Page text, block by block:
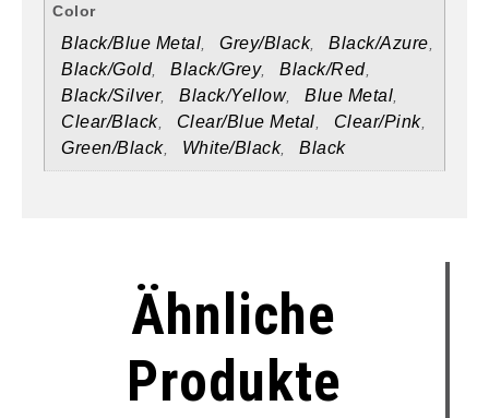
Color
Black/Blue Metal, Grey/Black, Black/Azure,
Black/Gold, Black/Grey, Black/Red,
Black/Silver, Black/Yellow, Blue Metal,
Clear/Black, Clear/Blue Metal, Clear/Pink,
Green/Black, White/Black, Black
Ähnliche
Produkte